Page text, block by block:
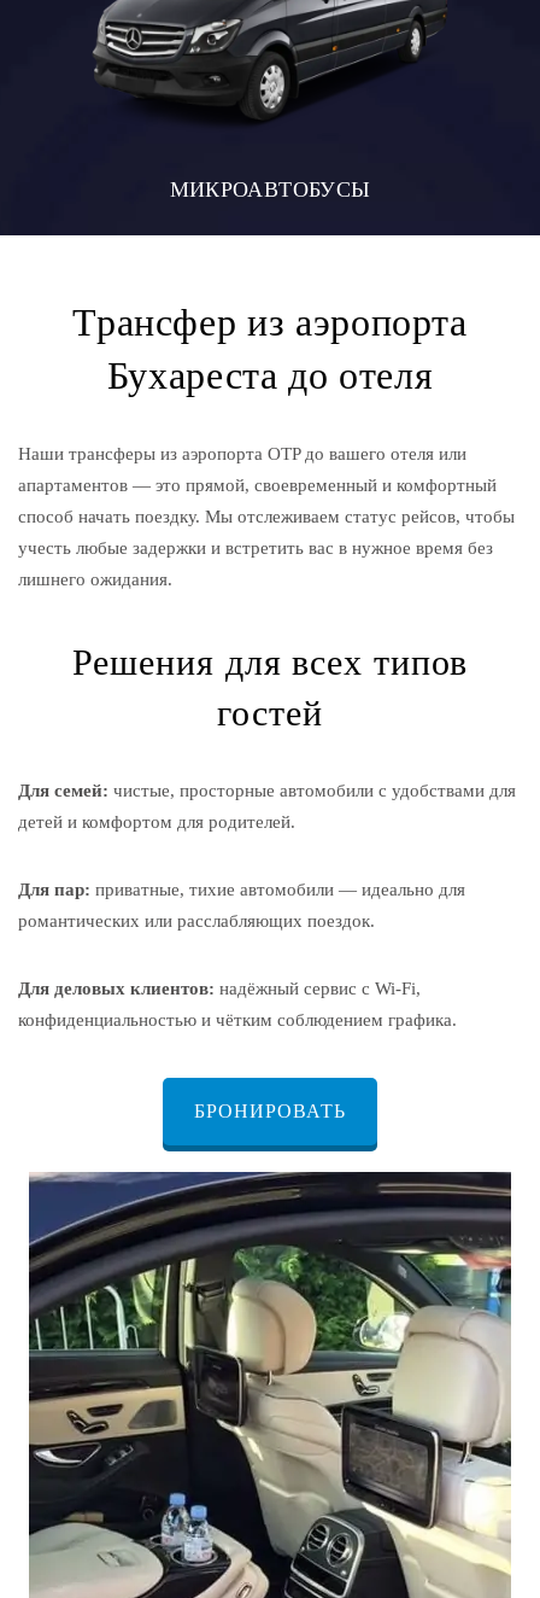
МИКРОАВТОБУСЫ
Трансфер из аэропорта
Бухареста до отеля
Наши трансферы из аэропорта OTP до вашего отеля или
апартаментов — это прямой, своевременный и комфортный
способ начать поездку. Мы отслеживаем статус рейсов, чтобы
учесть любые задержки и встретить вас в нужное время без
лишнего ожидания.
Решения для всех типов
гостей
Для семей: чистые, просторные автомобили с удобствами для
детей и комфортом для родителей.
Для пар: приватные, тихие автомобили — идеально для
романтических или расслабляющих поездок.
Для деловых клиентов: надёжный сервис с Wi-Fi,
конфиденциальностью и чётким соблюдением графика.
БРОНИРОВАТЬ